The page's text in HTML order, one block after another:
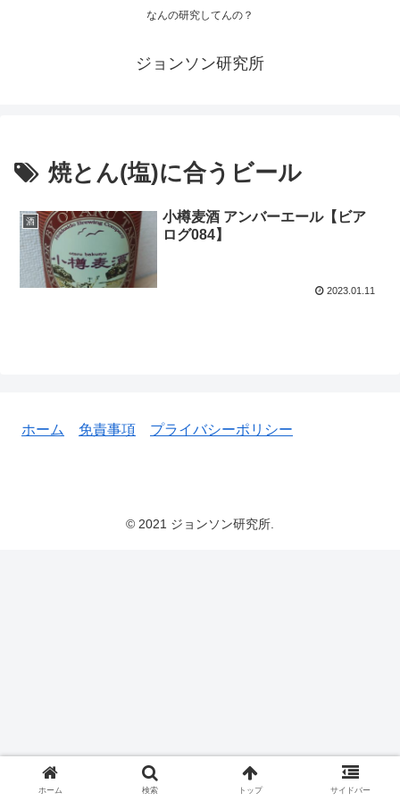
なんの研究してんの？
ジョンソン研究所
焼とん(塩)に合うビール
酒
小樽麦酒 アンバーエール【ビア
ログ084】
2023.01.11
ホーム 免責事項 プライバシーポリシー
© 2021 ジョンソン研究所.
ホーム 検索 トップ サイドバー